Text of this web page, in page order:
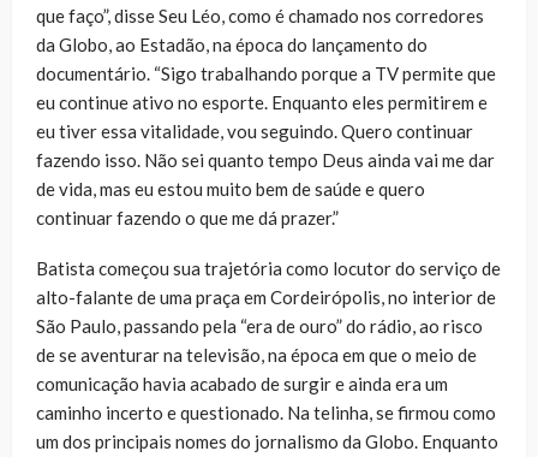
que faço”, disse Seu Léo, como é chamado nos corredores
da Globo, ao Estadão, na época do lançamento do
documentário. “Sigo trabalhando porque a TV permite que
eu continue ativo no esporte. Enquanto eles permitirem e
eu tiver essa vitalidade, vou seguindo. Quero continuar
fazendo isso. Não sei quanto tempo Deus ainda vai me dar
de vida, mas eu estou muito bem de saúde e quero
continuar fazendo o que me dá prazer.”
Batista começou sua trajetória como locutor do serviço de
alto-falante de uma praça em Cordeirópolis, no interior de
São Paulo, passando pela “era de ouro” do rádio, ao risco
de se aventurar na televisão, na época em que o meio de
comunicação havia acabado de surgir e ainda era um
caminho incerto e questionado. Na telinha, se firmou como
um dos principais nomes do jornalismo da Globo. Enquanto